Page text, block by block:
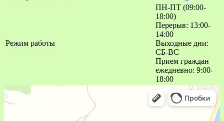
Режим работы
ПН-ПТ (09:00-
18:00)
Перерыв: 13:00-
14:00
Выходные дни:
СБ-ВС
Прием граждан
ежедневно: 9:00-
18:00